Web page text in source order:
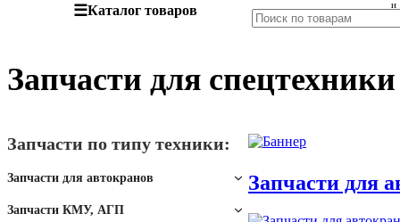
☰Каталог товаров
Запчасти для спецтехники
Запчасти по типу техники:
Запчасти для автокранов
Подкладочные плиты
Запчасти КМУ, АГП
Запчасти для